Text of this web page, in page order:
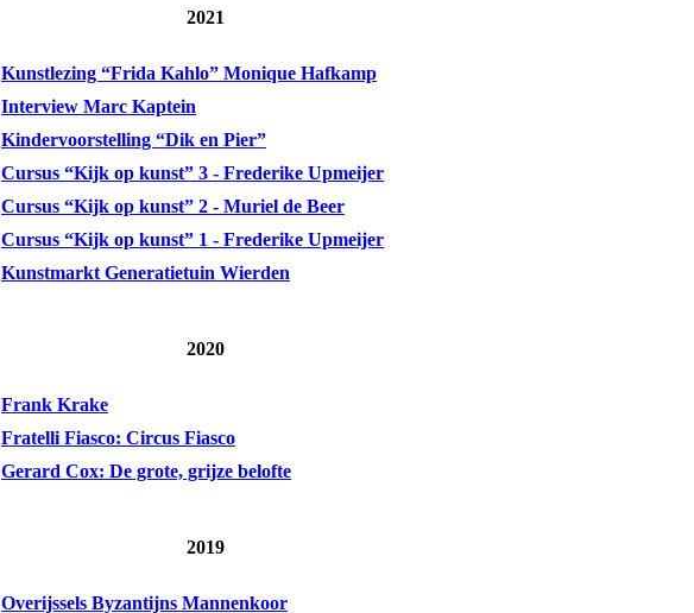
2021
Kunstlezing “Frida Kahlo” Monique Hafkamp
Interview Marc Kaptein
Kindervoorstelling “Dik en Pier”
Cursus “Kijk op kunst” 3 - Frederike Upmeijer
Cursus “Kijk op kunst” 2 - Muriel de Beer
Cursus “Kijk op kunst” 1 - Frederike Upmeijer
Kunstmarkt Generatietuin Wierden
2020
Frank Krake
Fratelli Fiasco: Circus Fiasco
Gerard Cox: De grote, grijze belofte
2019
Overijssels Byzantijns Mannenkoor